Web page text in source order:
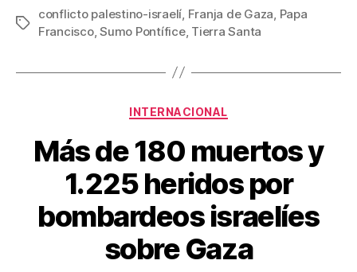
c
e
b
k
tt
er
ail er
e
st
m
p
ar
Etiquetas
conflicto palestino-israelí, Franja de Gaza, Papa
Francisco,Sumo Pontífice, Tierra Santa
Categorías
INTERNACIONAL
Más de 180 muertos y
1.225 heridos por
bombardeos israelíes
sobre Gaza